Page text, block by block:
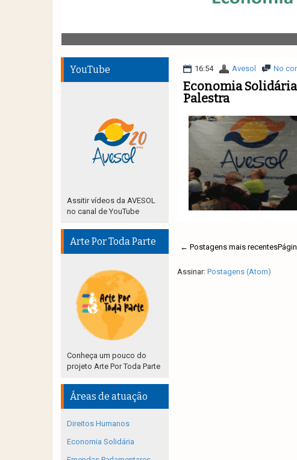
16:54 Avesol No
Economia
Palestra
← Postagens mais recentes
Assinar: Postagens (Atom)
YouTube
Assitir vídeos da AVESOL
no canal de YouTube
Arte Por Toda Parte
Conheça um pouco do
projeto Arte Por Toda Parte
Áreas de atuação
Direitos Humanos
Economia Solidária